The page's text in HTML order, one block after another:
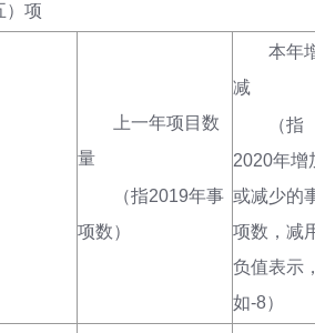
）项
上一年项目数
量
（指2019年事
项数）
本年
减
（指
2020年增
或减少的
项数，减
负值表示
如-8）